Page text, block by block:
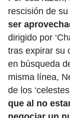
rescisión de
ser
dirigido por
tras expirar su
en búsqueda
misma línea,
de los
que al no